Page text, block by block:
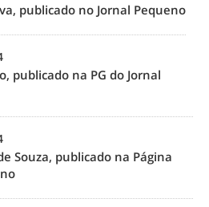
publicado no Jornal Pequeno
publicado na PG do Jornal
Souza, publicado na Página